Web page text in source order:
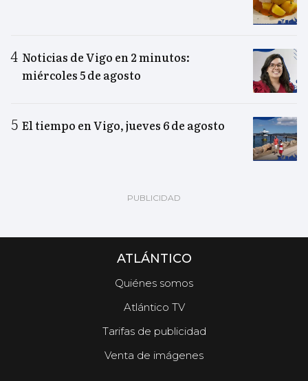
Noticias de Vigo en 2 minutos:
miércoles 5 de agosto
El tiempo en Vigo, jueves 6 de agosto
ATLÁNTICO
Quiénes somos
Atlántico TV
Tarifas de publicidad
Venta de imágenes